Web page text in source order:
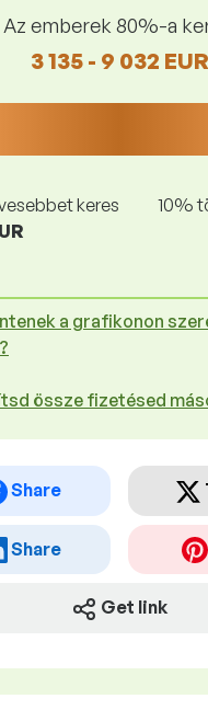
Az emberek 80%-a
3 135 - 9 032 EUR
keres
10%
a grafikonon
össze fizetésed
Share
Share
Get link